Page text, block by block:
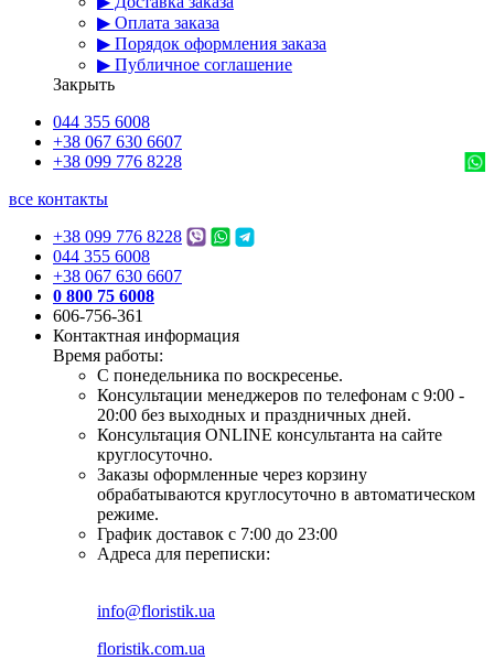
▶ Оплата заказа
▶ Порядок оформления заказа
▶ Публичное соглашение
Закрыть
044 355 6008
+38 067 630 6607
+38 099 776 8228
все контакты
+38 099 776 8228
044 355 6008
+38 067 630 6607
0 800 75 6008
606-756-361
Контактная информация
Время работы:
С понедельника по воскресенье.
Консультации менеджеров по телефонам с 9:00 -
20:00 без выходных и праздничных дней.
Консультация ONLINE консультанта на сайте
круглосуточно.
Заказы оформленные через корзину
обрабатываются круглосуточно в автоматическом
режиме.
График доставок с 7:00 до 23:00
Адреса для переписки:
info@floristik.ua
floristik.com.ua